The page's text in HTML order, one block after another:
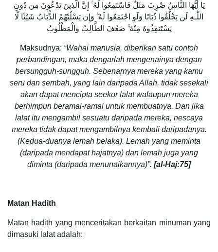
يَا أَيُّهَا النَّاسُ ضُرِبَ مَثَلٌ فَاسْتَمِعُوا لَهُ ۚ إِنَّ الَّذِينَ تَدْعُونَ مِن دُونِ
اللَّـهِ لَن يَخْلُقُوا ذُبَابًا وَلَوِ اجْتَمَعُوا لَهُ ۖ وَإِن يَسْلُبْهُمُ الذُّبَابُ شَيْئًا لَّا
يَسْتَنقِذُوهُ مِنْهُ ۚ ضَعُفَ الطَّالِبُ وَالْمَطْلُوبُ
Maksudnya: “Wahai manusia, diberikan satu contoh
perbandingan, maka dengarlah mengenainya dengan
bersungguh-sungguh. Sebenarnya mereka yang kamu
seru dan sembah, yang lain daripada Allah, tidak sesekali
akan dapat mencipta seekor lalat walaupun mereka
berhimpun beramai-ramai untuk membuatnya. Dan jika
lalat itu mengambil sesuatu daripada mereka, nescaya
mereka tidak dapat mengambilnya kembali daripadanya.
(Kedua-duanya lemah belaka). Lemah yang meminta
(daripada mendapat hajatnya) dan lemah juga yang
diminta (daripada menunaikannya)”. [al-Haj:75]
Matan Hadith
Matan hadith yang menceritakan berkaitan minuman yang
dimasuki lalat adalah: